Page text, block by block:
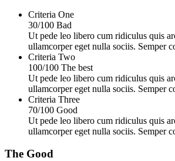
Criteria One
30/100 Bad
Ut pede leo libero cum ridiculus quis
ullamcorper eget nulla sociis. Semper
Criteria Two
100/100 The best
Ut pede leo libero cum ridiculus quis
ullamcorper eget nulla sociis. Semper
Criteria Three
70/100 Good
Ut pede leo libero cum ridiculus quis
ullamcorper eget nulla sociis. Semper
The Good